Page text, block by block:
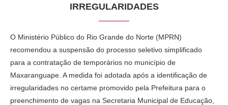
IRREGULARIDADES
O Ministério Público do Rio Grande do Norte (MPRN)
recomendou a suspensão do processo seletivo simplificado
para a contratação de temporários no município de
Maxaranguape. A medida foi adotada após a identificação de
irregularidades no certame promovido pela Prefeitura para o
preenchimento de vagas na Secretaria Municipal de Educação,